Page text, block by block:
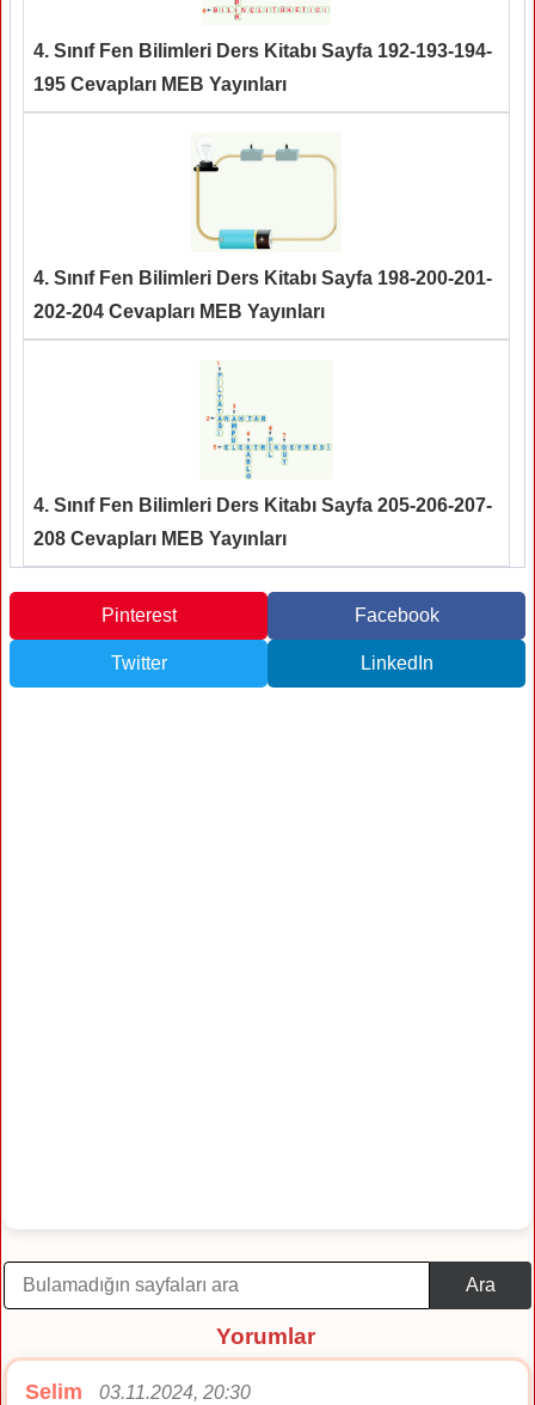
4. Sınıf Fen Bilimleri Ders Kitabı Sayfa 192-193-194-
195 Cevapları MEB Yayınları
4. Sınıf Fen Bilimleri Ders Kitabı Sayfa 198-200-201-
202-204 Cevapları MEB Yayınları
4. Sınıf Fen Bilimleri Ders Kitabı Sayfa 205-206-207-
208 Cevapları MEB Yayınları
Pinterest Facebook
Twitter LinkedIn
Ara
Yorumlar
Selim 03.11.2024, 20:30